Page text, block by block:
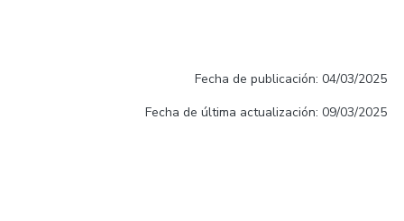
Fecha de publicación: 04/03/2025
Fecha de última actualización: 09/03/2025